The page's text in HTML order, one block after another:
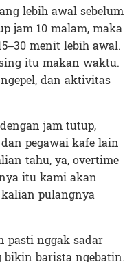
lebih awal sebelum
jam 10 malam, maka
menit lebih awal.
itu makan waktu.
dan aktivitas
jam tutup,
pegawai kafe lain
tahu, ya, overtime
itu kami akan
pulangnya
pasti nggak sadar
barista ngebatin.